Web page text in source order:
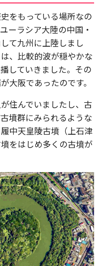
をもっている場所なの
ーラシア大陸の中国・
て九州に上陸しまし
、比較的波が穏やかな
していきました。その
大阪であったのです。
住んでいましたし、古
墳群にみられるような
中天皇陵古墳（上石津
をはじめ多くの古墳が